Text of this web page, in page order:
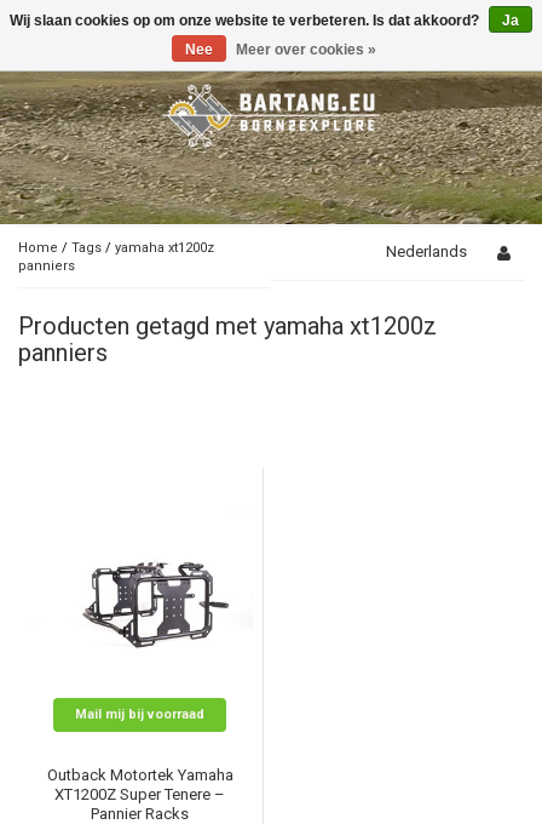
Toggle
Home / Tags / yamaha xt1200z
panniers
Nederlands
Producten getagd met yamaha xt1200z
panniers
Mail mij bij voorraad
Outback Motortek Yamaha
XT1200Z Super Tenere –
Pannier Racks
Wij slaan cookies op om onze website te verbeteren. Is dat akkoord?
Ja
Nee
Meer over cookies »